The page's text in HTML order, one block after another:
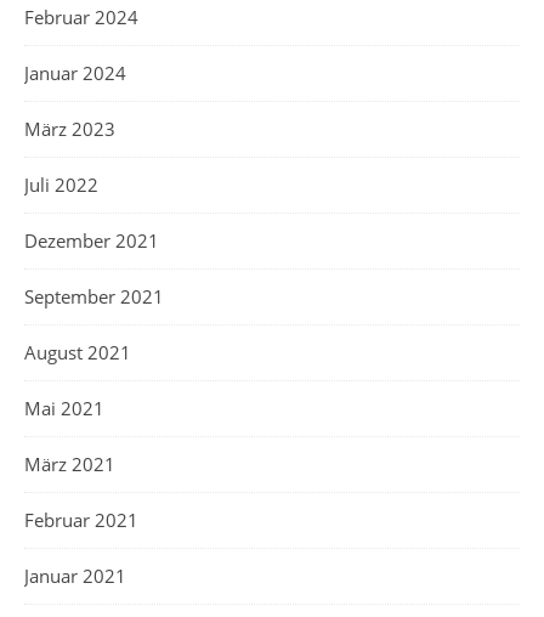
Februar 2024
Januar 2024
März 2023
Juli 2022
Dezember 2021
September 2021
August 2021
Mai 2021
März 2021
Februar 2021
Januar 2021